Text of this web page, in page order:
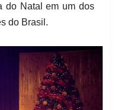
do Natal em um dos
do Brasil.